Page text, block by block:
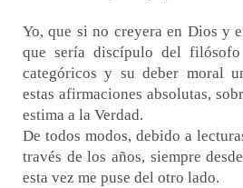
Yo, que si no creyera en Dios y
que sería discípulo del
categóricos y su deber moral
estas afirmaciones absolutas,
estima a la Verdad.
De todos modos, debido a
través de los años, siempre
esta vez me puse del otro lado.